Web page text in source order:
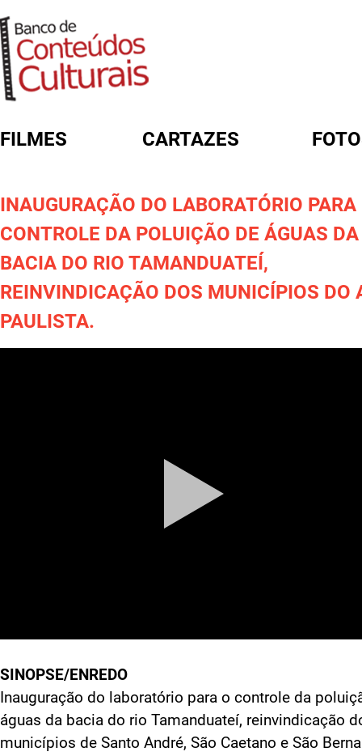
FILMES CARTAZES
INAUGURAÇÃO DO LABORATÓRIO PARA
CONTROLE DA POLUIÇÃO DE ÁGUAS DA
BACIA DO RIO TAMANDUATEÍ,
REINVINDICAÇÃO DOS MUNICÍPIOS DO
PAULISTA.
SINOPSE/ENREDO
Inauguração do laboratório para o controle da
águas da bacia do rio Tamanduateí, reinvindicação
municípios de Santo André, São Caetano e São
FORMULÁRIO DE BUSCA